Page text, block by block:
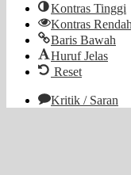
Kontras Tinggi
Kontras Rendah
Baris Bawah
Huruf Jelas
Reset
Kritik / Saran